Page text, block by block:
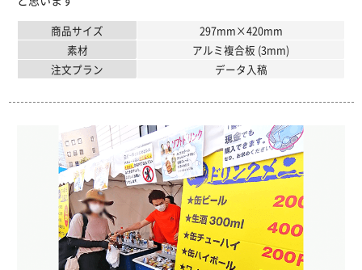
商品サイズ
297mm×420mm
素材
アルミ複合板 (3mm)
注文プラン
データ入稿